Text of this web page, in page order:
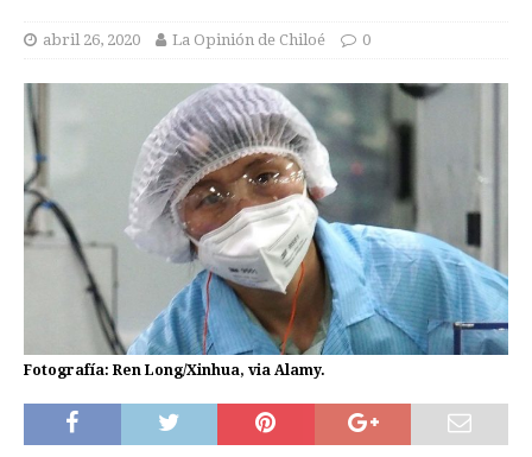
abril 26, 2020 La Opinión de Chiloé 0
Fotografía: Ren Long/Xinhua, via Alamy.